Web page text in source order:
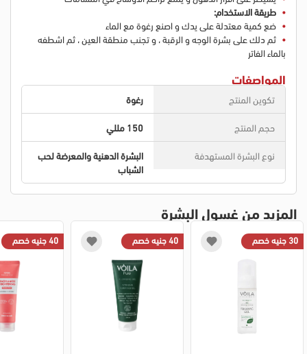
طريقة الاستخدام:
ضع كمية معتدلة على يدك و اصنع رغوة مع الماء
ثم دلك على بشرة الوجه و الرقبة ، و تجنب منطقة العين ، ثم اشطفه
بالماء الفاتر
المواصفات
تكوين المنتج
رغوة
حجم المنتج
150 مللي
نوع البشرة المستهدفة
البشرة الدهنية والمعرضة لحب
الشباب
المزيد من غسول البشرة
30 جنيه خصم 40 جنيه خصم 40 جنيه خصم